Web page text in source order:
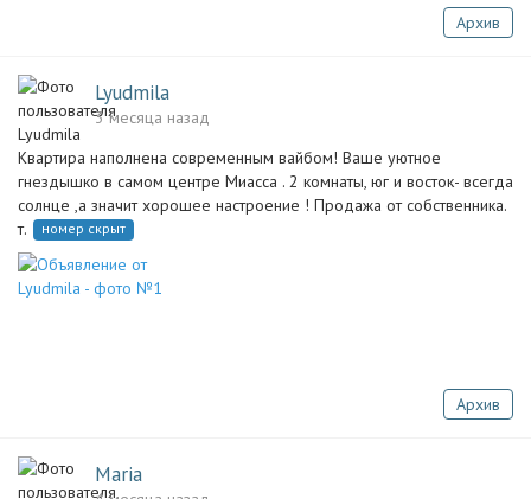
Архив
Lyudmila
3 месяца назад
Квартира наполнена современным вайбом! Ваше уютное
гнездышко в самом центре Миасса . 2 комнаты, юг и восток- всегда
солнце ,а значит хорошее настроение ! Продажа от собственника.
т.
номер скрыт
Архив
Maria